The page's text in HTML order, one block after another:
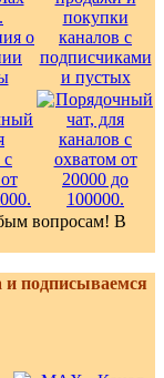
вопросам! В
и подписываемся